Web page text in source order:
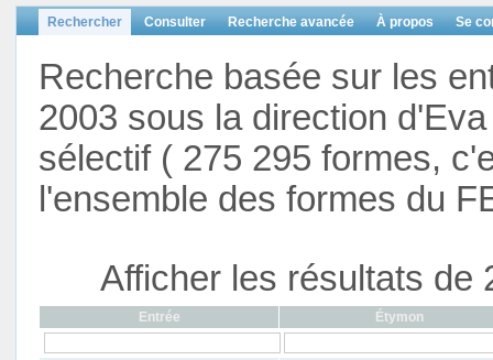
Rechercher Consulter Recherche avancée À propos Se
Recherche basée sur les
2003 sous la direction
sélectif ( 275 295 formes,
l'ensemble des formes du
Afficher les résultats de
Entrée Étymon